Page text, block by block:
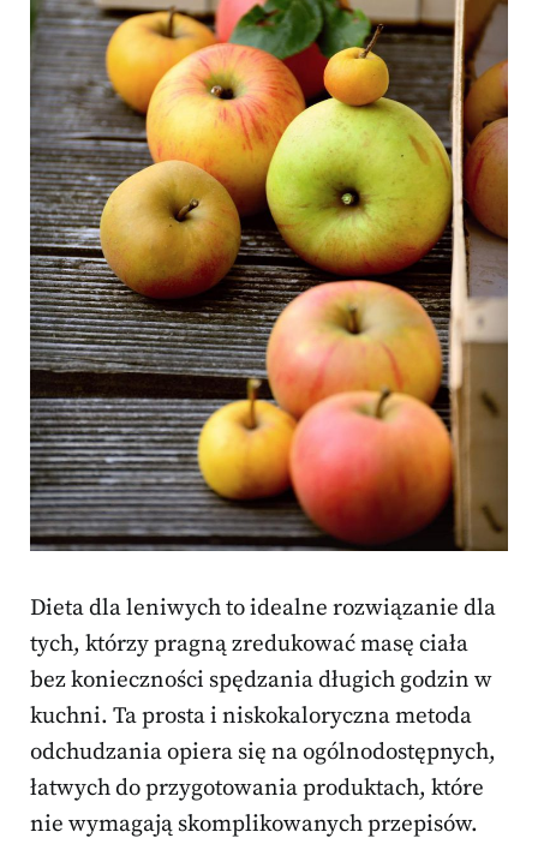
Dieta dla leniwych to idealne rozwiązanie dla
tych, którzy pragną zredukować masę ciała
bez konieczności spędzania długich godzin w
kuchni. Ta prosta i niskokaloryczna metoda
odchudzania opiera się na ogólnodostępnych,
łatwych do przygotowania produktach, które
nie wymagają skomplikowanych przepisów.